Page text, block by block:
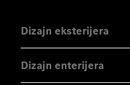
Dizajn eksterijera
Dizajn enterijera